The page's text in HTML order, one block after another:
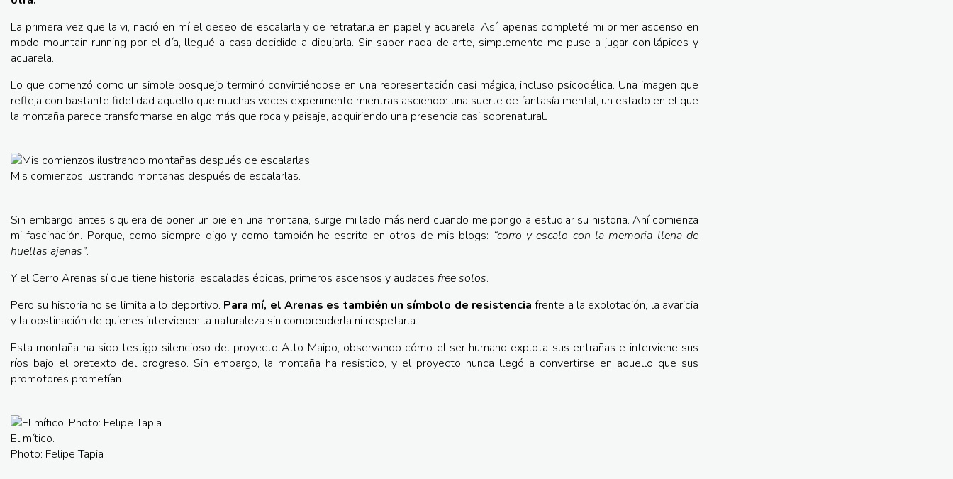
La primera vez que la vi, nació en mí el deseo de escalarla y de retratarla en papel y acuarela. Así, apenas completé mi primer ascenso en
modo mountain running por el día, llegué a casa decidido a dibujarla. Sin saber nada de arte, simplemente me puse a jugar con lápices y
acuarela.
Lo que comenzó como un simple bosquejo terminó convirtiéndose en una representación casi mágica, incluso psicodélica. Una imagen que
refleja con bastante fidelidad aquello que muchas veces experimento mientras asciendo: una suerte de fantasía mental, un estado en el que
la montaña parece transformarse en algo más que roca y paisaje, adquiriendo una presencia casi sobrenatural.
Mis comienzos ilustrando montañas después de escalarlas.
Sin embargo, antes siquiera de poner un pie en una montaña, surge mi lado más nerd cuando me pongo a estudiar su historia. Ahí comienza
mi fascinación. Porque, como siempre digo y como también he escrito en otros de mis blogs: “corro y escalo con la memoria llena de
huellas ajenas”.
Y el Cerro Arenas sí que tiene historia: escaladas épicas, primeros ascensos y audaces free solos.
Pero su historia no se limita a lo deportivo. Para mí, el Arenas es también un símbolo de resistencia frente a la explotación, la avaricia
y la obstinación de quienes intervienen la naturaleza sin comprenderla ni respetarla.
Esta montaña ha sido testigo silencioso del proyecto Alto Maipo, observando cómo el ser humano explota sus entrañas e interviene sus
ríos bajo el pretexto del progreso. Sin embargo, la montaña ha resistido, y el proyecto nunca llegó a convertirse en aquello que sus
promotores prometían.
El mítico.
Photo: Felipe Tapia